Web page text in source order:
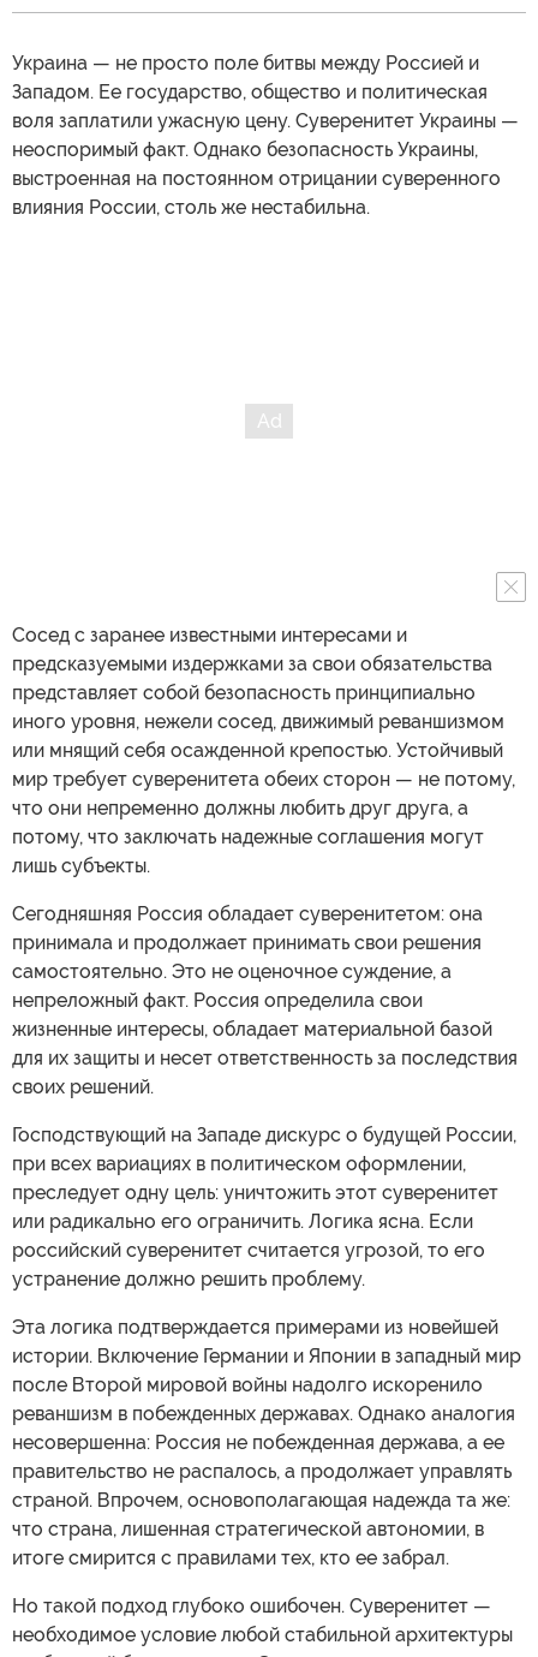
Украина — не просто поле битвы между Россией и
Западом. Ее государство, общество и политическая
воля заплатили ужасную цену. Суверенитет Украины —
неоспоримый факт. Однако безопасность Украины,
выстроенная на постоянном отрицании суверенного
влияния России, столь же нестабильна.
Сосед с заранее известными интересами и
предсказуемыми издержками за свои обязательства
представляет собой безопасность принципиально
иного уровня, нежели сосед, движимый реваншизмом
или мнящий себя осажденной крепостью. Устойчивый
мир требует суверенитета обеих сторон — не потому,
что они непременно должны любить друг друга, а
потому, что заключать надежные соглашения могут
лишь субъекты.
Сегодняшняя Россия обладает суверенитетом: она
принимала и продолжает принимать свои решения
самостоятельно. Это не оценочное суждение, а
непреложный факт. Россия определила свои
жизненные интересы, обладает материальной базой
для их защиты и несет ответственность за последствия
своих решений.
Господствующий на Западе дискурс о будущей России,
при всех вариациях в политическом оформлении,
преследует одну цель: уничтожить этот суверенитет
или радикально его ограничить. Логика ясна. Если
российский суверенитет считается угрозой, то его
устранение должно решить проблему.
Эта логика подтверждается примерами из новейшей
истории. Включение Германии и Японии в западный мир
после Второй мировой войны надолго искоренило
реваншизм в побежденных державах. Однако аналогия
несовершенна: Россия не побежденная держава, а ее
правительство не распалось, а продолжает управлять
страной. Впрочем, основополагающая надежда та же:
что страна, лишенная стратегической автономии, в
итоге смирится с правилами тех, кто ее забрал.
Но такой подход глубоко ошибочен. Суверенитет —
необходимое условие любой стабильной архитектуры